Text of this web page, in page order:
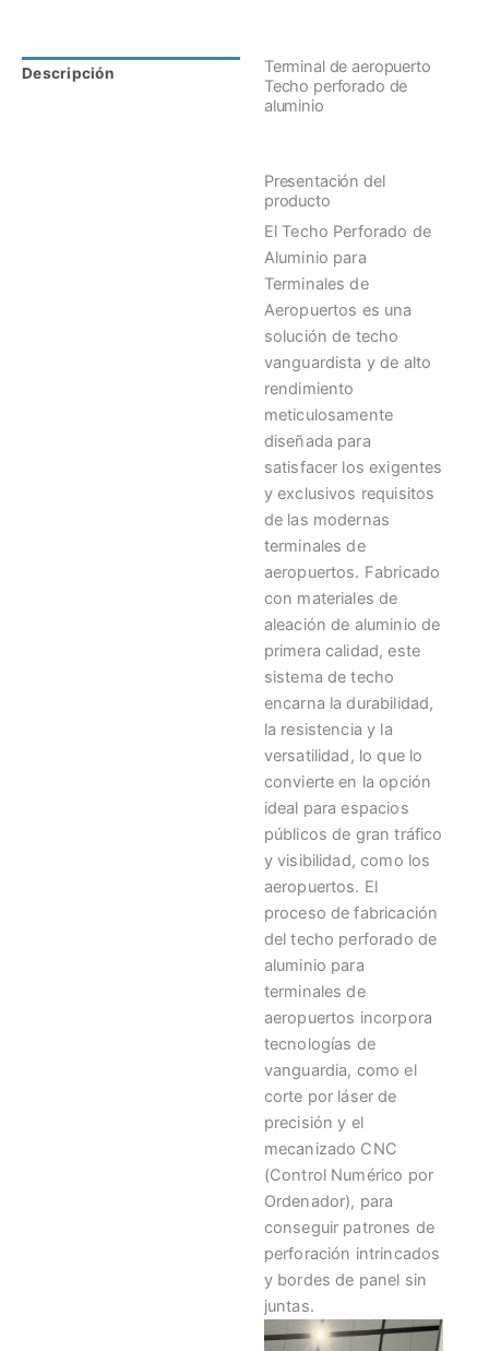
Descripción Valoraciones (0)
Terminal de aeropuerto
Techo perforado de
aluminio
Presentación del
producto
El Techo Perforado de
Aluminio para
Terminales de
Aeropuertos es una
solución de techo
vanguardista y de alto
rendimiento
meticulosamente
diseñada para
satisfacer los exigentes
y exclusivos requisitos
de las modernas
terminales de
aeropuertos. Fabricado
con materiales de
aleación de aluminio de
primera calidad, este
sistema de techo
encarna la durabilidad,
la resistencia y la
versatilidad, lo que lo
convierte en la opción
ideal para espacios
públicos de gran tráfico
y visibilidad, como los
aeropuertos. El
proceso de fabricación
del techo perforado de
aluminio para
terminales de
aeropuertos incorpora
tecnologías de
vanguardia, como el
corte por láser de
precisión y el
mecanizado CNC
(Control Numérico por
Ordenador), para
conseguir patrones de
perforación intrincados
y bordes de panel sin
juntas.